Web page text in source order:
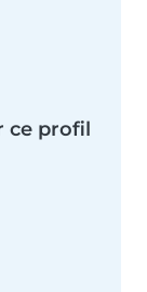
ce profil